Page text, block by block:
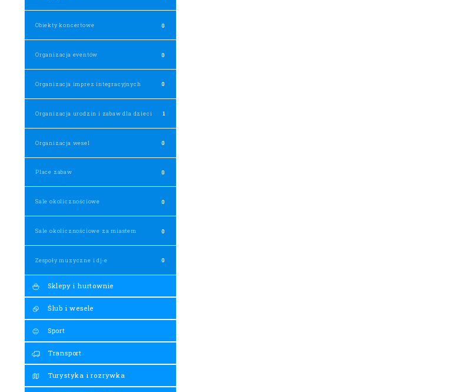
Obiekty koncertowe 0
Organizacja eventów 0
Organizacja imprez integracyjnych 0
Organizacja urodzin i zabaw dla dzieci 1
Organizacja wesel 0
Place zabaw 0
Sale okolicznościowe 0
Sale okolicznościowe za miastem 0
Zespoły muzyczne i dj-e 0
Sklepy i hurtownie
Ślub i wesele
Sport
Transport
Turystyka i rozrywka